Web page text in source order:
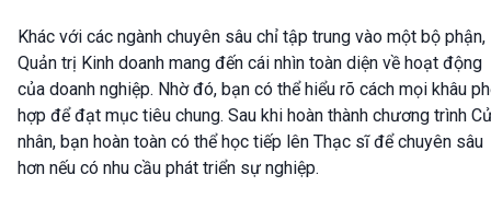
Khác với các ngành chuyên sâu chỉ tập trung vào một bộ phận,
Quản trị Kinh doanh mang đến cái nhìn toàn diện về hoạt động
của doanh nghiệp. Nhờ đó, bạn có thể hiểu rõ cách mọi khâu
hợp để đạt mục tiêu chung. Sau khi hoàn thành chương trình
nhân, bạn hoàn toàn có thể học tiếp lên Thạc sĩ để chuyên sâu
hơn nếu có nhu cầu phát triển sự nghiệp.